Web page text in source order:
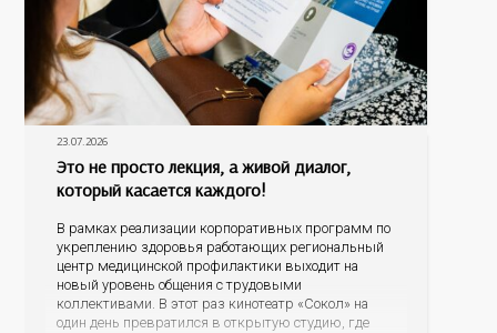
23.07.2026
Это не просто лекция, а живой диалог,
который касается каждого!
В рамках реализации корпоративных программ по
укреплению здоровья работающих региональный
центр медицинской профилактики выходит на
новый уровень общения с трудовыми
коллективами. В этот раз кинотеатр «Сокол» на
один день превратился в открытую студию, где